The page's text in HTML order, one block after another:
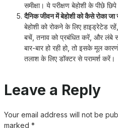
समीक्षा। ये परीक्षण बेहोशी के पीछे
दैनिक जीवन में बेहोशी को कैसे रोका
बेहोशी को रोकने के लिए हाइड्रेटेड
बचें, तनाव को प्रबंधित करें, और लंबे
बार-बार हो रही हो, तो इसके मूल
तलाश के लिए डॉक्टर से परामर्श करें।
Leave a Reply
Your email address will not be
marked *